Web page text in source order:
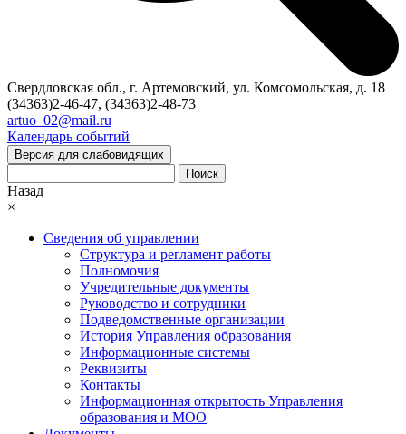
Свердловская обл., г. Артемовский, ул. Комсомольская, д. 18
(34363)2-46-47, (34363)2-48-73
artuo_02@mail.ru
Календарь событий
Версия для слабовидящих
Поиск
Назад
×
Сведения об управлении
Структура и регламент работы
Полномочия
Учредительные документы
Руководство и сотрудники
Подведомственные организации
История Управления образования
Информационные системы
Реквизиты
Контакты
Информационная открытость Управления
образования и МОО